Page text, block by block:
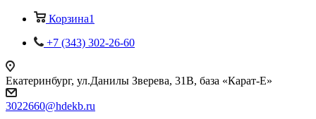
Корзина1
+7 (343) 302-26-60
Екатеринбург, ул.Данилы Зверева, 31В, база «Карат-Е»
3022660@hdekb.ru